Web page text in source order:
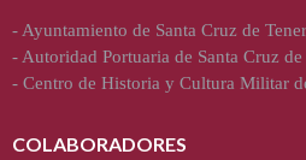
- Ayuntamiento de Santa Cruz de
- Autoridad Portuaria de Santa Cruz de
- Centro de Historia y Cultura Militar
COLABORADORES